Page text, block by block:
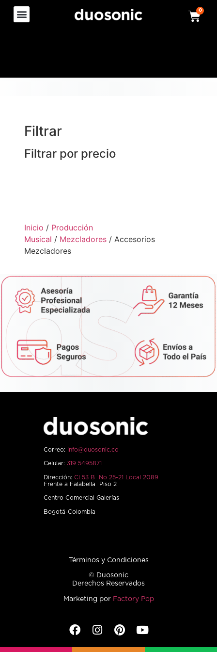
0
Filtrar
Filtrar por precio
Inicio / Producción
Musical / Mezcladores / Accesorios
Mezcladores
Correo: info@duosonic.co
Celular: 319 5495871
Dirección: Cl 53 B No 25-21 Local 2089
Frente a Falabella Piso 2
Centro Comercial Galerías
Bogotá-Colombia
Términos y Condiciones
© Duosonic
Derechos Reservados
Marketing por Factory Pop